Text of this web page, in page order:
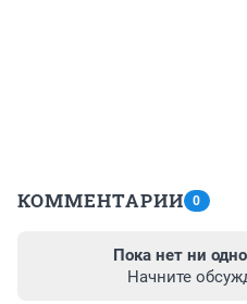
КОММЕНТАРИИ 0
Пока нет ни
Начните